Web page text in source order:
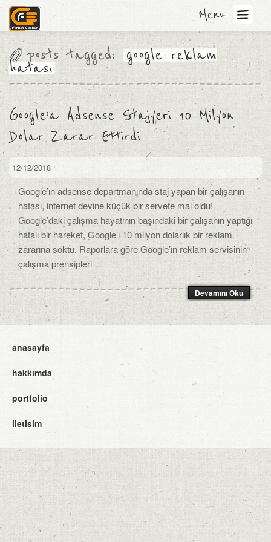
Menu
posts tagged: google reklam
hatası
Google’a Adsense Stajyeri 10 Milyon
Dolar Zarar Ettirdi
12/12/2018
Google’ın adsense departmanında staj yapan bir çalışanın
hatası, internet devine küçük bir servete mal oldu!
Google’daki çalışma hayatının başındaki bir çalışanın yaptığı
hatalı bir hareket, Google’ı 10 milyon dolarlık bir reklam
zararına soktu. Raporlara göre Google’ın reklam servisinin
çalışma prensipleri …
Devamını Oku
anasayfa
hakkımda
portfolio
iletisim